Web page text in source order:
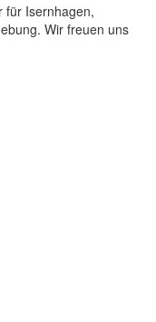
für Isernhagen,
Wir freuen uns